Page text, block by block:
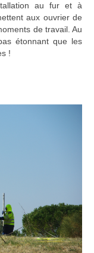
au fur et à
aux ouvrier de
de travail. Au
étonnant que les
!